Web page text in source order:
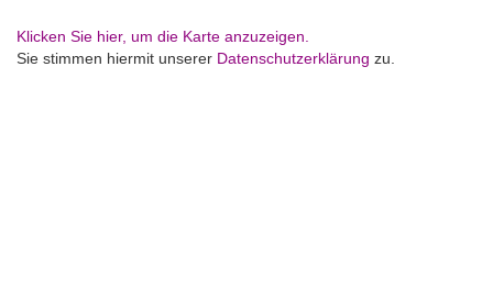
Klicken Sie hier, um die Karte anzuzeigen.
Sie stimmen hiermit unserer Datenschutzerklärung zu.